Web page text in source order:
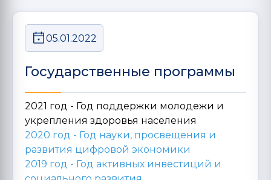
05.01.2022
Государственные программы
2021 год - Год поддержки молодежи и
укрепления здоровья населения
2020 год - Год науки, просвещения и
развития цифровой экономики
2019 год - Год активных инвестиций и